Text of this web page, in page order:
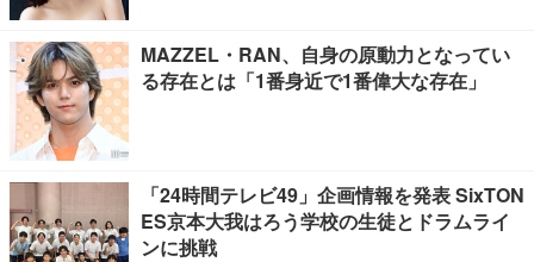
MAZZEL・RAN、自身の原動力となってい
る存在とは「1番身近で1番偉大な存在」
「24時間テレビ49」企画情報を発表 SixTON
ES京本大我はろう学校の生徒とドラムライ
ンに挑戦